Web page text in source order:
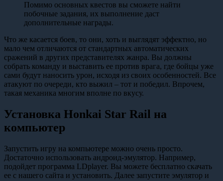
Помимо основных квестов вы сможете найти
побочные задания, их выполнение даст
дополнительные награды.
Что же касается боев, то они, хоть и выглядят эффектно, но
мало чем отличаются от стандартных автоматических
сражений в других представителях жанра. Вы должны
собрать команду и выставить ее против врага, где бойцы уже
сами будут наносить урон, исходя из своих особенностей. Все
атакуют по очереди, кто выжил – тот и победил. Впрочем,
такая механика многим вполне по вкусу.
Установка Honkai Star Rail на
компьютер
Запустить игру на компьютере можно очень просто.
Достаточно использовать андроид-эмулятор. Например,
подойдет программа LDplayer. Вы можете бесплатно скачать
ее с нашего сайта и установить. Далее запустите эмулятор и